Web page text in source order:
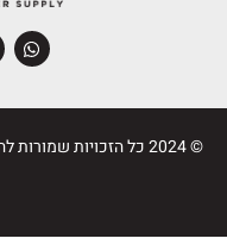
© 2024 כל הזכויות שמורות להופמן קוסמטיקס